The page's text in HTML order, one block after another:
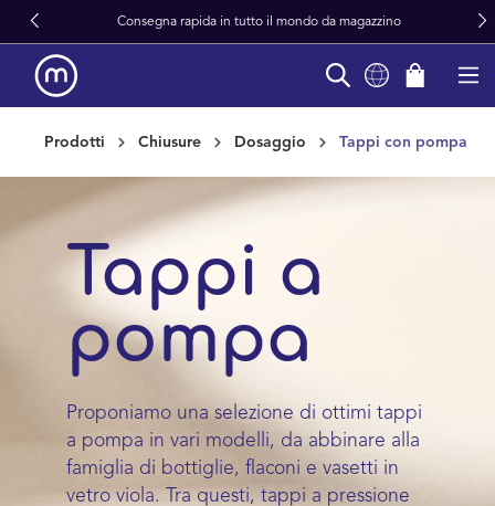
content Consegna rapida in tutto il mondo da magazzino
Prodotti Chiusure Dosaggio Tappi con pompa
Tappi a
pompa
Proponiamo una selezione di ottimi tappi
a pompa in vari modelli, da abbinare alla
famiglia di bottiglie, flaconi e vasetti in
vetro viola. Tra questi, tappi a pressione